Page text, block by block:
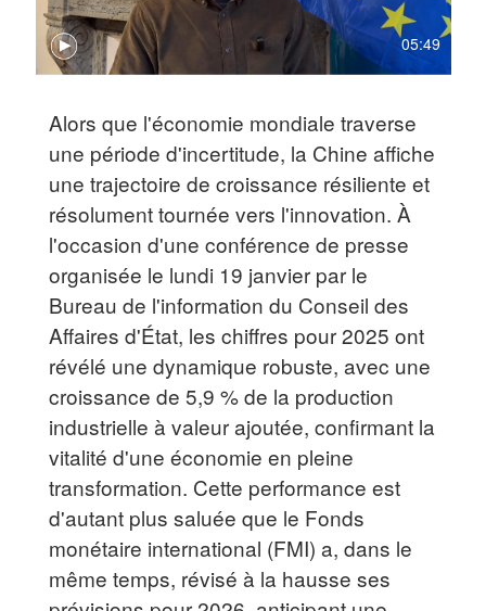
05:49
Alors que l'économie mondiale traverse
une période d'incertitude, la Chine affiche
une trajectoire de croissance résiliente et
résolument tournée vers l'innovation. À
l'occasion d'une conférence de presse
organisée le lundi 19 janvier par le
Bureau de l'information du Conseil des
Affaires d'État, les chiffres pour 2025 ont
révélé une dynamique robuste, avec une
croissance de 5,9 % de la production
industrielle à valeur ajoutée, confirmant la
vitalité d'une économie en pleine
transformation. Cette performance est
d'autant plus saluée que le Fonds
monétaire international (FMI) a, dans le
même temps, révisé à la hausse ses